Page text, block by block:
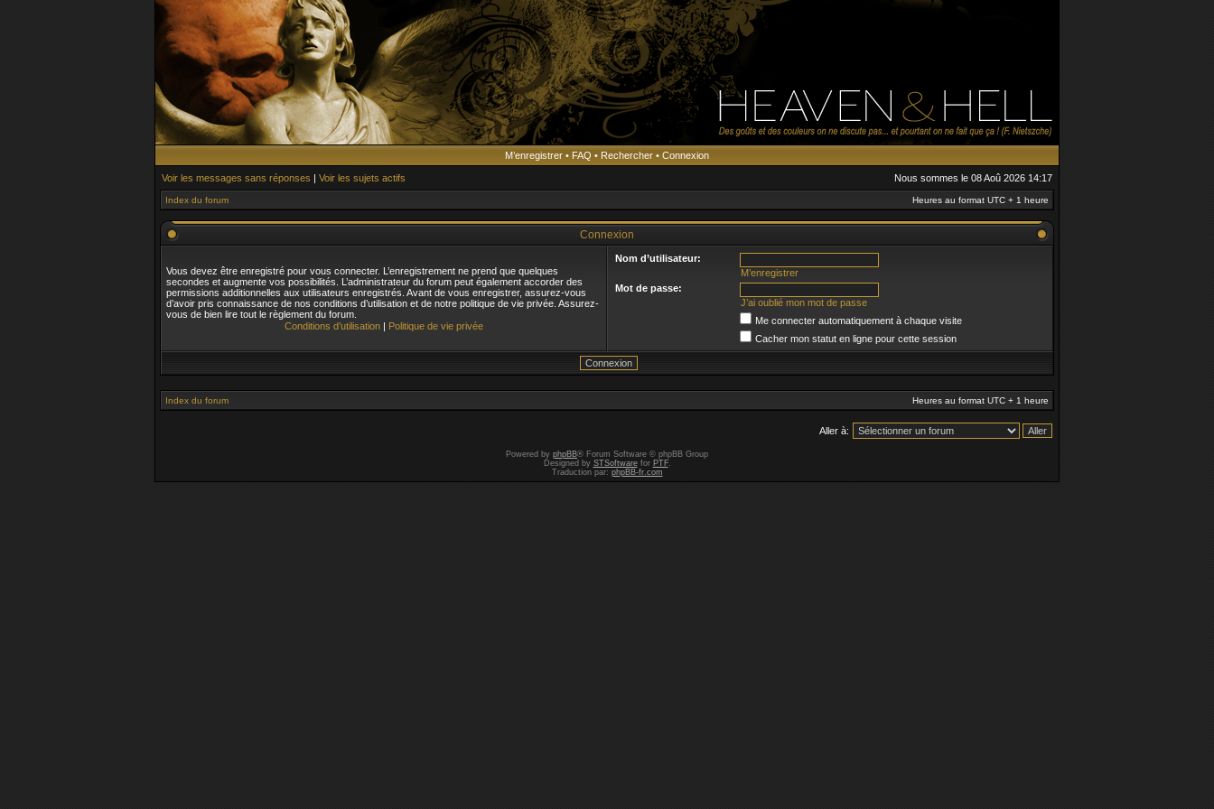
M’enregistrer • FAQ • Rechercher • Connexion
Voir les messages sans réponses | Voir les sujets actifs Nous sommes le 08 Aoû 2026 14:17
Index du forum Heures au format UTC + 1 heure
Connexion
Vous devez être enregistré pour vous connecter. L’enregistrement ne prend que quelques
secondes et augmente vos possibilités. L’administrateur du forum peut également accorder des
permissions additionnelles aux utilisateurs enregistrés. Avant de vous enregistrer, assurez-vous
d’avoir pris connaissance de nos conditions d’utilisation et de notre politique de vie privée. Assurez-
vous de bien lire tout le règlement du forum.
Conditions d’utilisation | Politique de vie privée
Nom d’utilisateur:
M’enregistrer
Mot de passe:
J’ai oublié mon mot de passe
Me connecter automatiquement à chaque visite
Cacher mon statut en ligne pour cette session
Index du forum Heures au format UTC + 1 heure
Aller à:
Powered by phpBB® Forum Software © phpBB Group
Designed by STSoftwarefor PTF.
Traduction par: phpBB-fr.com